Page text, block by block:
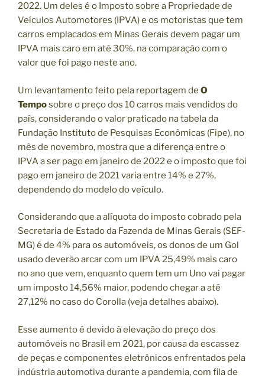
2022. Um deles é o Imposto sobre a Propriedade de
Veículos Automotores (IPVA) e os motoristas que tem
carros emplacados em Minas Gerais devem pagar um
IPVA mais caro em até 30%, na comparação com o
valor que foi pago neste ano.
Um levantamento feito pela reportagem de O
Temposobre o preço dos 10 carros mais vendidos do
país, considerando o valor praticado na tabela da
Fundação Instituto de Pesquisas Econômicas (Fipe), no
mês de novembro, mostra que a diferença entre o
IPVA a ser pago em janeiro de 2022 e o imposto que foi
pago em janeiro de 2021 varia entre 14% e 27%,
dependendo do modelo do veículo.
Considerando que a alíquota do imposto cobrado pela
Secretaria de Estado da Fazenda de Minas Gerais (SEF-
MG) é de 4% para os automóveis, os donos de um Gol
usado deverão arcar com um IPVA 25,49% mais caro
no ano que vem, enquanto quem tem um Uno vai pagar
um imposto 14,56% maior, podendo chegar a até
27,12% no caso do Corolla (veja detalhes abaixo).
Esse aumento é devido à elevação do preço dos
automóveis no Brasil em 2021, por causa da escassez
de peças e componentes eletrônicos enfrentados pela
indústria automotiva durante a pandemia, com fila de